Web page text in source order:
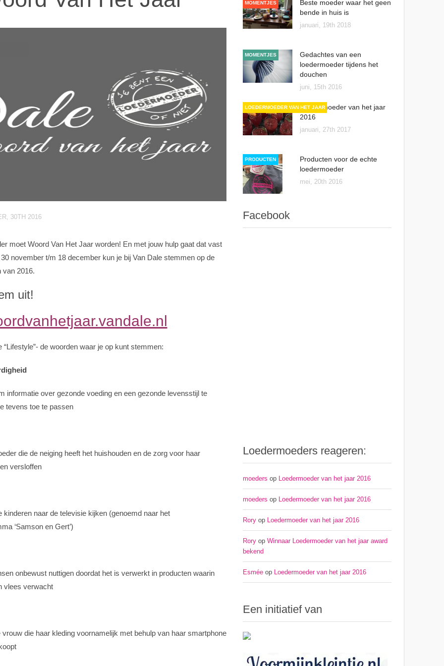
30TH 2016
moet Woord Van Het Jaar worden! En met jouw hulp gaat dat vast
november t/m 18 december kun je bij Van Dale stemmen op de
van 2016.
uit!
“Lifestyle”- de woorden waar je op kunt stemmen:
informatie over gezonde voeding en een gezonde levensstijl te
tevens toe te passen
die de neiging heeft het huishouden en de zorg voor haar
versloffen
kinderen naar de televisie kijken (genoemd naar het
‘Samson en Gert’)
onbewust nuttigen doordat het is verwerkt in producten waarin
vlees verwacht
die haar kleding voornamelijk met behulp van haar smartphone
Beste moeder waar het geen
bende in huis is
MOMENTJES
januari, 19th 2018
Gedachtes van een
loedermoeder tijdens het
douchen
MOMENTJES
juni, 15th 2016
Loedermoeder van het jaar
2016
LOEDERMOEDER VAN HET JAAR
januari, 27th 2017
Producten voor de echte
loedermoeder
PRODUCTEN
mei, 20th 2016
Facebook
Loedermoeders reageren:
moeders op Loedermoeder van het jaar 2016
moeders op Loedermoeder van het jaar 2016
Roryop Loedermoeder van het jaar 2016
Roryop Winnaar Loedermoeder van het jaar award
bekend
Esméeop Loedermoeder van het jaar 2016
Een initiatief van